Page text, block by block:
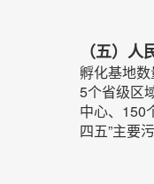
（五）
孵化基地
5个省级区
中心、150
四五”主要